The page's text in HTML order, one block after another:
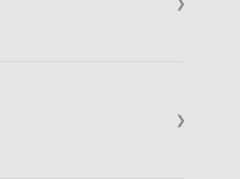
❯
❯